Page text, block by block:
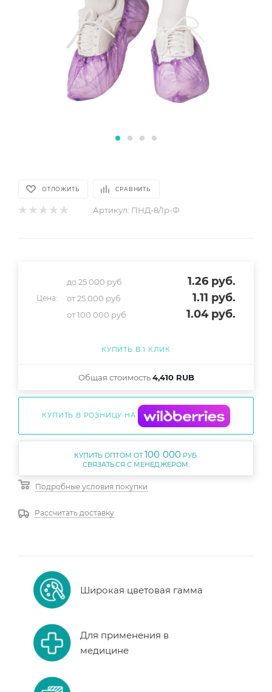
ОТЛОЖИТЬ СРАВНИТЬ
Артикул: ПНД-8/1р-Ф
Цена:
до 25 000 руб 1.26 руб.
от 25 000 руб 1.11 руб.
от 100 000 руб 1.04руб.
КУПИТЬ В 1 КЛИК
Общая стоимость4,410 RUB
КУПИТЬ В РОЗНИЦУ НА
КУПИТЬ ОПТОМ ОТ100 000РУБ.
Подробные условия покупки
Рассчитать доставку
Широкая цветовая гамма
Для применения в
медицине